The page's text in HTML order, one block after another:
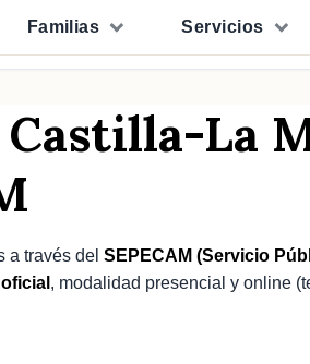
Familias Servicios
Castilla-La
a través del SEPECAM (Servicio
, modalidad presencial y online